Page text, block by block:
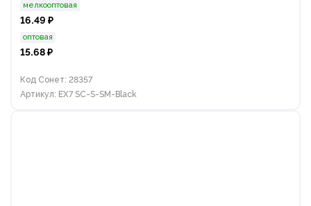
мелкооптовая
16.49 ₽
оптовая
15.68 ₽
Код Сонет: 28357
Артикул: EX7 SC-S-SM-Black